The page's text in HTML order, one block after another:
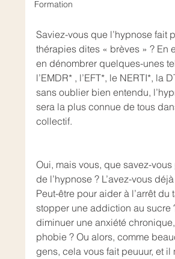
Formation
Saviez-vous que l’hypnose fait
thérapies dites « brèves » ? En
en dénombrer quelques-unes
l’EMDR* , l’EFT*, le NERTI*, la
sans oublier bien entendu,
sera la plus connue de tous
collectif.
Oui, mais vous, que savez-
de l’hypnose ? L’avez-vous
Peut-être pour aider à l’arrêt du
stopper une addiction au sucre
diminuer une anxiété
phobie ? Ou alors, comme
gens, cela vous fait peuuur, et il